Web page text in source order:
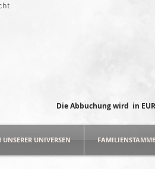
Die Abbuchung wird in
UNIVERSEN